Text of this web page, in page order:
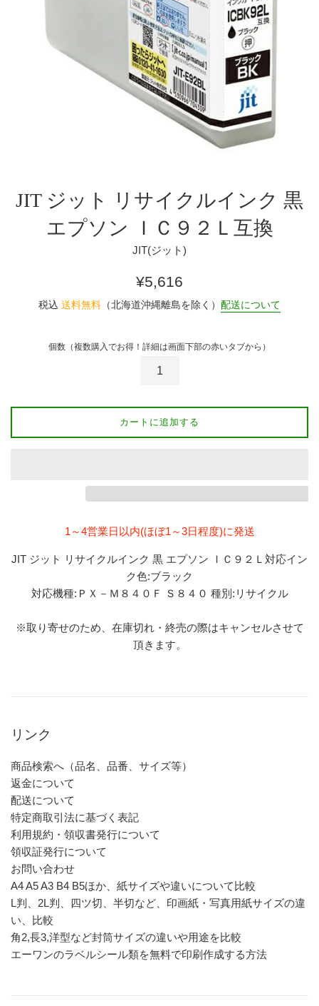
JIT ジット リサイクルインク 黒
エプソン ＩＣ９２Ｌ互換
JIT(ジット)
通
価
¥5,616
税込 送料無料 （北海道沖縄離島を除く） 配送について
個数（複数購入でお得！詳細は画面下部の赤いタブから）
カートに追加する
1～4営業日以内(ほぼ1～3日程度)に発送
JIT ジット リサイクルインク 黒 エプソン ＩＣ９２Ｌ対応イン
ク色:ブラック
対応機種:ＰＸ－Ｍ８４０Ｆ Ｓ８４０ 種別:リサイクル
※取り寄せのため、在庫切れ・終売の際はキャンセルさせて
頂きます。
リンク
商品検索へ（品名、品番、サイズ等）
返金について
配送について
特定商取引法に基づく表記
利用規約・領収書発行について
領収証発行について
お問い合わせ
A4 A5 A3 B4 B5ほか、紙サイズや違いについて比較
L判、2L判、四ツ切、半切など、印画紙・写真用紙サイズの違
い、比較
角2,長3,洋型など封筒サイズの違いや用途を比較
エーワンのラベルシール類を無料で印刷作成する方法